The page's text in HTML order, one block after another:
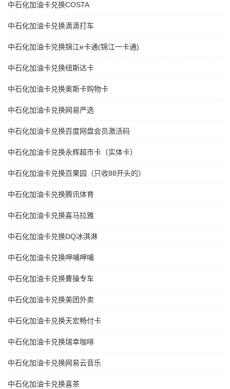
中石化加油卡兑换COSTA
中石化加油卡兑换滴滴打车
中石化加油卡兑换锦江e卡通(锦江一卡通)
中石化加油卡兑换纽斯达卡
中石化加油卡兑换奥斯卡购物卡
中石化加油卡兑换网易严选
中石化加油卡兑换百度网盘会员激活码
中石化加油卡兑换永辉超市卡（实体卡）
中石化加油卡兑换百果园（只收88开头的）
中石化加油卡兑换腾讯体育
中石化加油卡兑换喜马拉雅
中石化加油卡兑换DQ冰淇淋
中石化加油卡兑换呷哺呷哺
中石化加油卡兑换曹操专车
中石化加油卡兑换美团外卖
中石化加油卡兑换天宏畅付卡
中石化加油卡兑换瑞幸咖啡
中石化加油卡兑换网易云音乐
中石化加油卡兑换喜茶